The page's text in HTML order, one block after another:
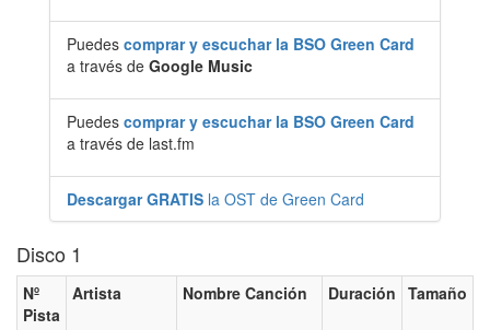
Puedes comprar y escuchar la BSO Green Card
a través de Google Music
Puedes comprar y escuchar la BSO Green Card
a través de last.fm
Descargar GRATIS la OST de Green Card
Disco 1
Nº
Pista
Artista Nombre Canción Duración Tamaño